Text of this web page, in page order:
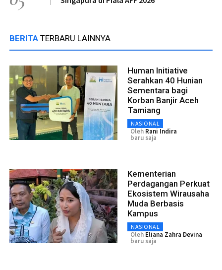
BERITA TERBARU LAINNYA
Human Initiative
Serahkan 40 Hunian
Sementara bagi
Korban Banjir Aceh
Tamiang
NASIONAL
Oleh Rani Indira
baru saja
Kementerian
Perdagangan Perkuat
Ekosistem Wirausaha
Muda Berbasis
Kampus
NASIONAL
Oleh Eliana Zahra Devina
baru saja